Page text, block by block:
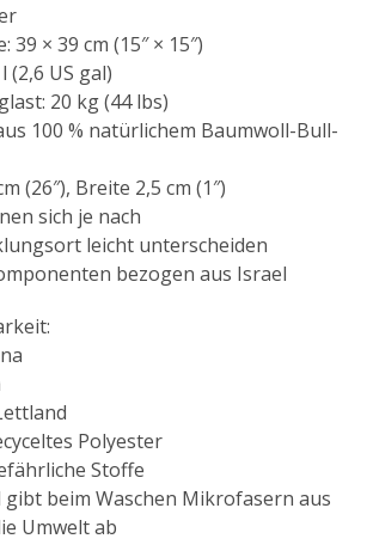
39 × 39 cm (15″ × 15″)
(2,6 US gal)
20 kg (44 lbs)
100 % natürlichem Baumwoll-Bull-
(26″), Breite 2,5 cm (1″)
sich je nach
leicht unterscheiden
bezogen aus Israel
Polyester
Stoffe
gibt beim Waschen Mikrofasern aus
Umwelt ab